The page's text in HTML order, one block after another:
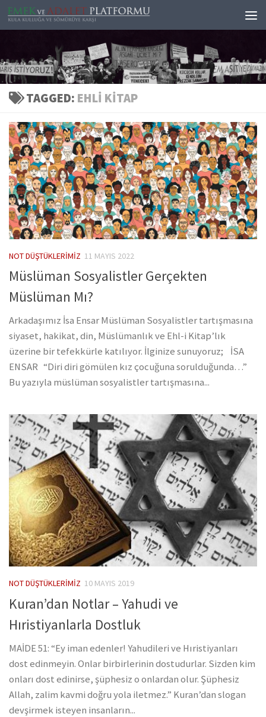
Skip to content
TAGGED: EHLI KITAP
NOT DÜŞTÜKLERIMIZ 11 MAYIS 2022
Müslüman Sosyalistler Gerçekten
Müslüman Mı?
Arkadaşımız İsa Ensar Müslüman Sosyalistler tartışmasına
siyaset, hakikat, din, Müslümanlık ve Ehl-i Kitap’lık
üzerine bir tefekkürle katılıyor. İlginize sunuyoruz; İSA
ENSAR “Diri diri gömülen kız çocuğuna sorulduğunda…”
Bu yazıyla müslüman sosyalistler tartışmasına...
NOT DÜŞTÜKLERIMIZ 10 MAYIS 2019
Kuran’dan Notlar – Yahudi ve
Hıristiyanlarla Dostluk
MAİDE 51: “Ey iman edenler! Yahudileri ve Hıristiyanları
dost edinmeyin. Onlar birbirlerinin dostudurlar. Sizden kim
onları dost edinirse, şüphesiz o onlardan olur. Şüphesiz
Allah, zalim kavmi doğru yola iletmez.” Kuran’dan slogan
devşirmek isteyen insanların...